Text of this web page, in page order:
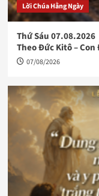
Lời Chúa Hằng Ngày
Thứ Sáu 07.08.2026
Theo Đức Kitô –
07/08/2026